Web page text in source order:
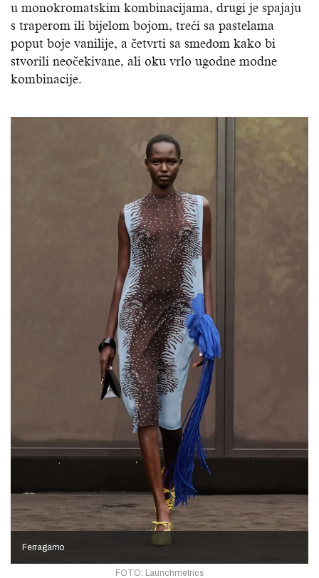
u monokromatskim kombinacijama, drugi je spajaju
s traperom ili bijelom bojom, treći sa pastelama
poput boje vanilije, a četvrti sa smeđom kako bi
stvorili neočekivane, ali oku vrlo ugodne modne
kombinacije.
FOTO: Launchmetrics
Ferragamo